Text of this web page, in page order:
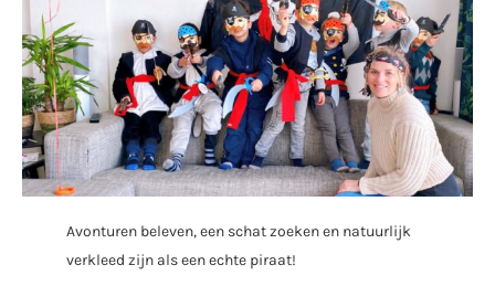
Avonturen beleven, een schat zoeken en natuurlijk
verkleed zijn als een echte piraat!